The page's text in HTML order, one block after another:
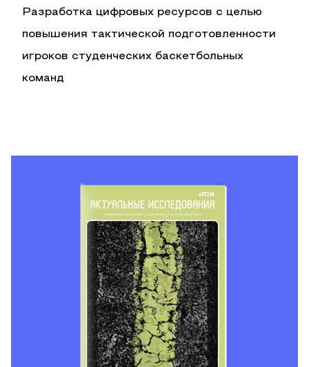
Разработка цифровых ресурсов с целью
повышения тактической подготовленности
игроков студенческих баскетбольных
команд